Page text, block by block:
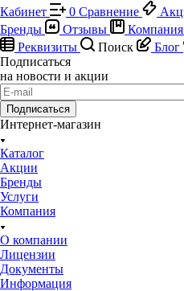
Кабинет
0 Сравнение
Бренды
Отзывы Компания
Реквизиты
Поиск Блог
Подписаться
на новости и акции
Подписаться
Интернет-магазин
Каталог
Акции
Бренды
Услуги
Компания
О компании
Лицензии
Документы
Информация